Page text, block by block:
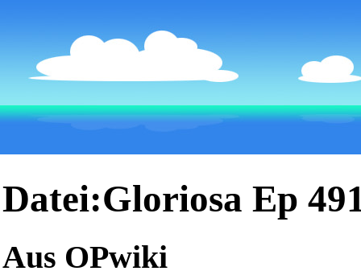
Datei:Gloriosa Ep
Aus OPwiki